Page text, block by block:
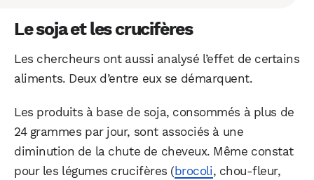
Le soja et les crucifères
Les chercheurs ont aussi analysé l’effet de certains
aliments. Deux d’entre eux se démarquent.
Les produits à base de soja, consommés à plus de
24 grammes par jour, sont associés à une
diminution de la chute de cheveux. Même constat
pour les légumes crucifères (brocoli, chou-fleur,